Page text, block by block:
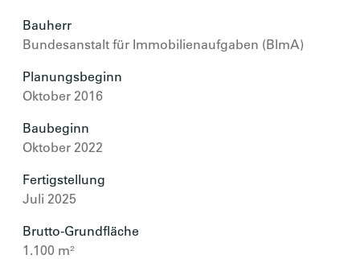
Bauherr
Bundesanstalt für Immobilienaufgaben (BlmA)
Planungsbeginn
Oktober 2016
Baubeginn
Oktober 2022
Fertigstellung
Juli 2025
Brutto-Grundfläche
1.100 m²